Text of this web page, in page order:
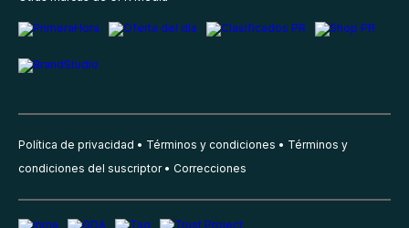
Política de privacidad Términos y condiciones
Términos y
condiciones del suscriptor
Correcciones